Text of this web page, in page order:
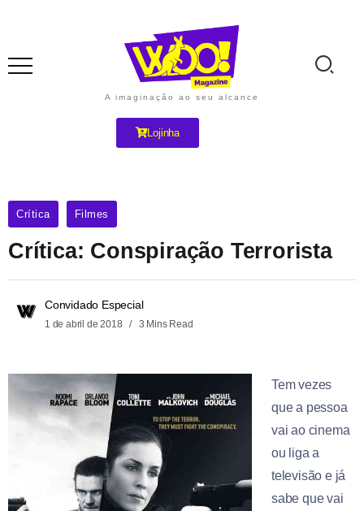
A imaginação ao seu alcance
Lojinha
Crítica Filmes
Crítica: Conspiração Terrorista
Convidado Especial
1 de abril de 2018 3 Mins Read
Tem vezes
que a pessoa
vai ao cinema
ou liga a
televisão e já
sabe que vai